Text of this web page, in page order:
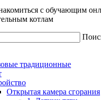
с обучающим
котлам
традиционные
Открытая камера сгорания